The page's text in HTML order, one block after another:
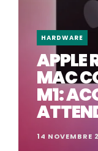
HARDWARE
APPLE
MAC
M1:
14 NOVEMBRE